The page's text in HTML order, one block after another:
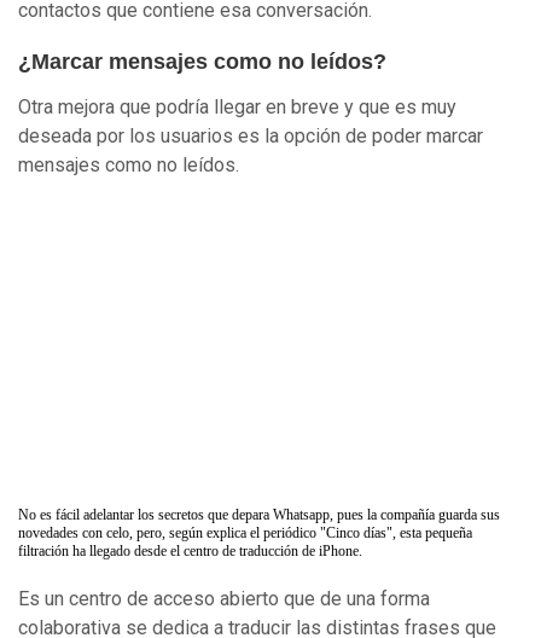
contactos que contiene esa conversación.
¿Marcar mensajes como no leídos?
Otra mejora que podría llegar en breve y que es muy
deseada por los usuarios es la opción de poder marcar
mensajes como no leídos.
No es fácil adelantar los secretos que depara Whatsapp, pues la compañía guarda sus
novedades con celo, pero, según explica el periódico "Cinco días", esta pequeña
filtración ha llegado desde el centro de traducción de iPhone.
Es un centro de acceso abierto que de una forma
colaborativa se dedica a traducir las distintas frases que